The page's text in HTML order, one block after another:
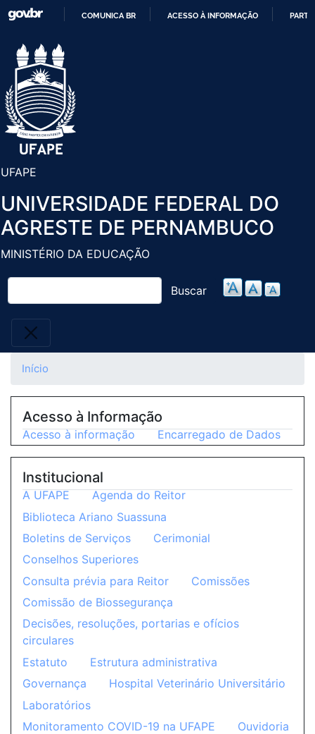
Pular
COMUNICA BR ACESSO À INFORMAÇÃO
UFAPE
UNIVERSIDADE FEDERAL DO
AGRESTE DE PERNAMBUCO
MINISTÉRIO DA EDUCAÇÃO
Buscar
Início
Acesso à Informação
Acesso à informação Encarregado de Dados
Institucional
A UFAPE
Agenda do Reitor
Biblioteca Ariano Suassuna
Boletins de Serviços
Cerimonial
Conselhos Superiores
Consulta prévia para Reitor
Comissões
Comissão de Biossegurança
Decisões, resoluções, portarias e ofícios
circulares
Estatuto
Estrutura administrativa
Governança
Hospital Veterinário Universitário
Laboratórios
Monitoramento COVID-19 na UFAPE
Ouvidoria